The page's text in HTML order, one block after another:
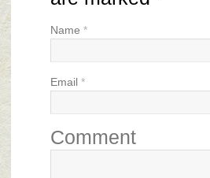
Name *
Email *
Comment